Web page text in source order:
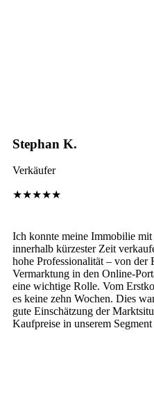
Stephan K.
Verkäufer
★★★★★
Ich konnte meine Immobilie mit
innerhalb kürzester Zeit
hohe Professionalität – von der
Vermarktung in den Online-
eine wichtige Rolle. Vom
es keine zehn Wochen. Dies
gute Einschätzung der
Kaufpreise in unserem